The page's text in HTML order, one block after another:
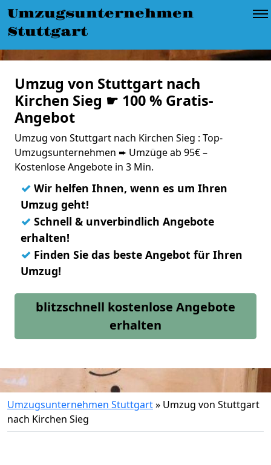
Umzugsunternehmen
Stuttgart
Umzug von Stuttgart nach
Kirchen Sieg ☛ 100 % Gratis-
Angebot
Umzug von Stuttgart nach Kirchen Sieg : Top-
Umzugsunternehmen ➨ Umzüge ab 95€ –
Kostenlose Angebote in 3 Min.
✓ Wir helfen Ihnen, wenn es um Ihren
Umzug geht!
✓ Schnell & unverbindlich Angebote
erhalten!
✓ Finden Sie das beste Angebot für Ihren
Umzug!
blitzschnell kostenlose Angebote
erhalten
Umzugsunternehmen Stuttgart» Umzug von Stuttgart
nach Kirchen Sieg